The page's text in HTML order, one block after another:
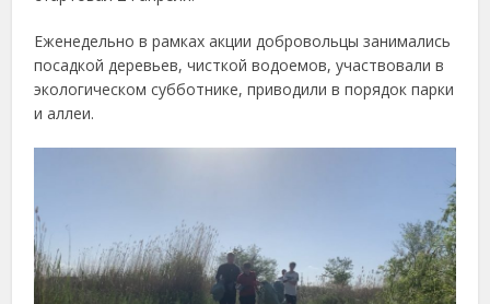
Еженедельно в рамках акции добровольцы занимались
посадкой деревьев, чисткой водоемов, участвовали в
экологическом субботнике, приводили в порядок парки
и аллеи.